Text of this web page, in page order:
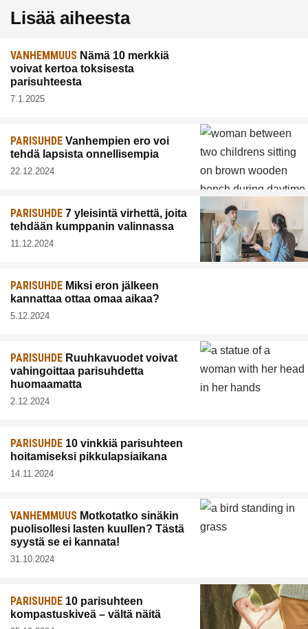
Lisää aiheesta
VANHEMMUUS Nämä 10 merkkiä
voivat kertoa toksisesta
parisuhteesta
7.1.2025
PARISUHDE Vanhempien ero voi
tehdä lapsista onnellisempia
22.12.2024
PARISUHDE 7 yleisintä virhettä, joita
tehdään kumppanin valinnassa
11.12.2024
PARISUHDE Miksi eron jälkeen
kannattaa ottaa omaa aikaa?
5.12.2024
PARISUHDE Ruuhkavuodet voivat
vahingoittaa parisuhdetta
huomaamatta
2.12.2024
PARISUHDE 10 vinkkiä parisuhteen
hoitamiseksi pikkulapsiaikana
14.11.2024
VANHEMMUUS Motkotatko sinäkin
puolisollesi lasten kuullen? Tästä
syystä se ei kannata!
31.10.2024
PARISUHDE 10 parisuhteen
kompastuskiveä – vältä näitä